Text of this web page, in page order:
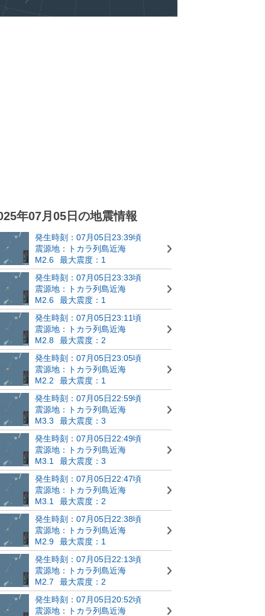
年07月05日の地震情報
発生時刻：07月05日23:39頃
震源地：トカラ列島近海
M2.6
最大震度：1
発生時刻：07月05日23:33頃
震源地：トカラ列島近海
M2.6
最大震度：1
発生時刻：07月05日23:11頃
震源地：トカラ列島近海
M2.8
最大震度：2
発生時刻：07月05日23:05頃
震源地：トカラ列島近海
M2.2
最大震度：1
発生時刻：07月05日22:59頃
震源地：トカラ列島近海
M3.3
最大震度：3
発生時刻：07月05日22:49頃
震源地：トカラ列島近海
M3.1
最大震度：3
発生時刻：07月05日22:47頃
震源地：トカラ列島近海
M3.1
最大震度：2
発生時刻：07月05日22:38頃
震源地：トカラ列島近海
M2.9
最大震度：1
発生時刻：07月05日22:13頃
震源地：トカラ列島近海
M2.7
最大震度：2
発生時刻：07月05日20:52頃
震源地：トカラ列島近海